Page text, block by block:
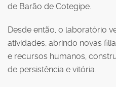
de Barão de Cotegipe.
Desde então, o laboratório
atividades, abrindo novas
e recursos humanos,
de persistência e vitória.